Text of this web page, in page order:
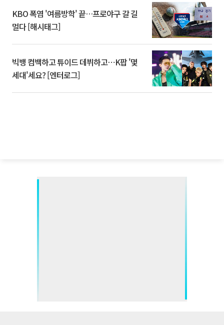
KBO 폭염 '여름방학' 끝…프로야구 갈 길
멀다 [해시태그]
빅뱅 컴백하고 튜이드 데뷔하고⋯K팝 '몇
세대'세요? [엔터로그]